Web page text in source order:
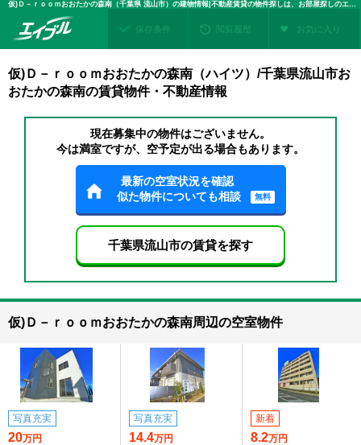
仮)Ｄ－ｒｏｏｍおおたかの森南（千葉県 流山市）の建物情報|不動産賃貸の物件探しは、お部屋探しのエイブル
保存条件 閲覧履歴 お気に入り
仮)Ｄ－ｒｏｏｍおおたかの森南（ハイツ）/千葉県流山市お
おたかの森南の賃貸物件・不動産情報
現在募集中の物件はございません。
今は満室ですが、空予定が出る場合もあります。
最新の空室状況を確認
似た物件についても相談
無料
千葉県流山市の賃貸を探す
仮)Ｄ－ｒｏｏｍおおたかの森南周辺の空室物件
写真充実
20万円
写真充実
14.4万円
新着
8.2万円